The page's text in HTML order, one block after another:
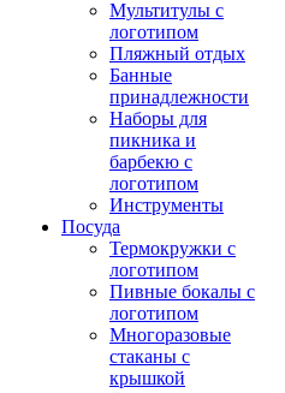
Мультитулы с
логотипом
Пляжный отдых
Банные
принадлежности
Наборы для
пикника и
барбекю с
логотипом
Инструменты
Посуда
Термокружки с
логотипом
Пивные бокалы с
логотипом
Многоразовые
стаканы с
крышкой